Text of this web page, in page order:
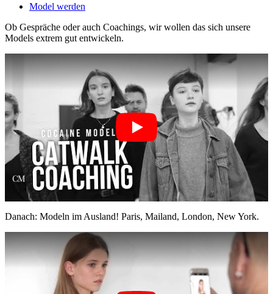
Model werden
Ob Gespräche oder auch Coachings, wir wollen das sich unsere
Models extrem gut entwickeln.
Danach: Modeln im Ausland! Paris, Mailand, London, New York.